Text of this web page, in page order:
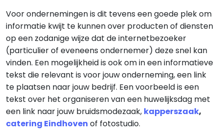
Voor ondernemingen is dit tevens een goede plek om
informatie kwijt te kunnen over producten of diensten
op een zodanige wijze dat de internetbezoeker
(particulier of eveneens ondernemer) deze snel kan
vinden. Een mogelijkheid is ook om in een informatieve
tekst die relevant is voor jouw onderneming, een link
te plaatsen naar jouw bedrijf. Een voorbeeld is een
tekst over het organiseren van een huwelijksdag met
een link naar jouw bruidsmodezaak, kapperszaak,
catering Eindhoven of fotostudio.